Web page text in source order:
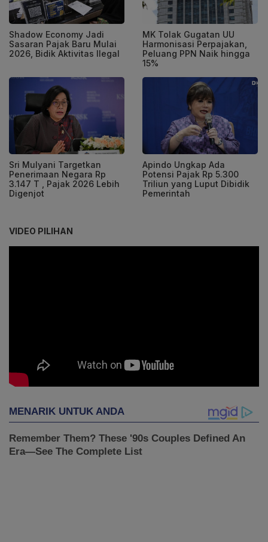
Shadow Economy Jadi
Sasaran Pajak Baru Mulai
2026, Bidik Aktivitas Ilegal
MK Tolak Gugatan UU
Harmonisasi Perpajakan,
Peluang PPN Naik hingga
15%
Sri Mulyani Targetkan
Penerimaan Negara Rp
3.147 T , Pajak 2026 Lebih
Digenjot
Apindo Ungkap Ada
Potensi Pajak Rp 5.300
Triliun yang Luput Dibidik
Pemerintah
VIDEO PILIHAN